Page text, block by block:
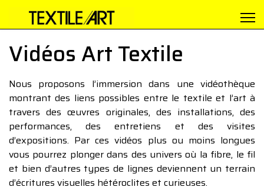
Vidéos Art Textile
Nous proposons l’immersion dans une vidéothèque
montrant des liens possibles entre le textile et l’art à
travers des œuvres originales, des installations, des
performances, des entretiens et des visites
d’expositions. Par ces vidéos plus ou moins longues
vous pourrez plonger dans des univers où la fibre, le fil
et bien d’autres types de lignes deviennent un terrain
d’écritures visuelles hétéroclites et curieuses.